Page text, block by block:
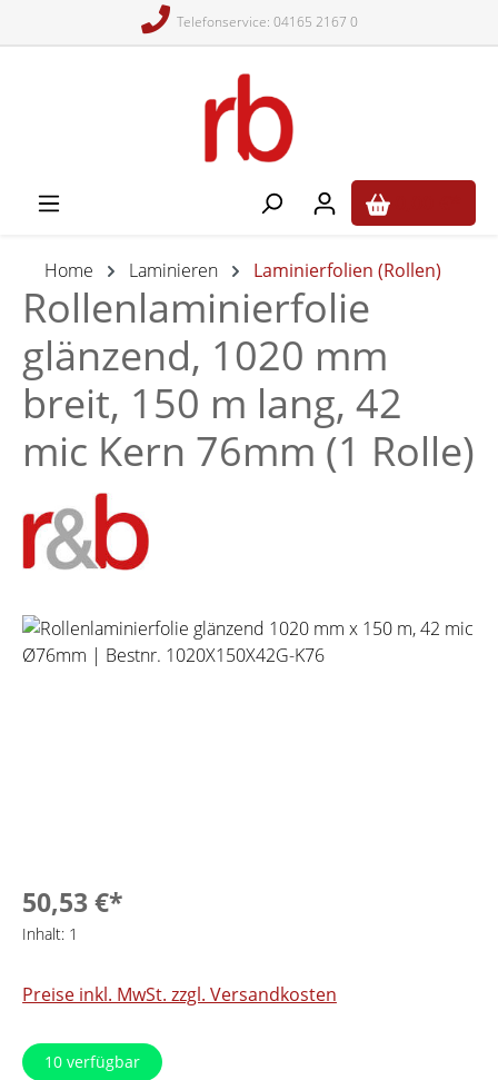
Telefonservice: 04165 2167 0
Home Laminieren Laminierfolien (Rollen)
Rollenlaminierfolie
glänzend, 1020 mm
breit, 150 m lang, 42
mic Kern 76mm (1 Rolle)
Bildergalerie überspringen
50,53 €*
Inhalt: 1
Preise inkl. MwSt. zzgl. Versandkosten
10 verfügbar